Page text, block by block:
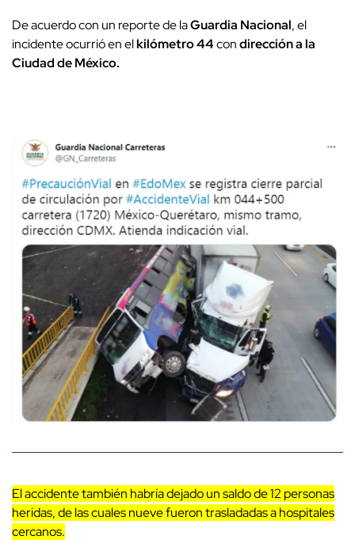
De acuerdo con un reporte de laGuardia Nacional, el
incidente ocurrió en elkilómetro 44condirección a la
Ciudad de México.
El accidente también habría dejado un saldo de 12 personas
heridas, de las cuales nueve fueron trasladadas a hospitales
cercanos.